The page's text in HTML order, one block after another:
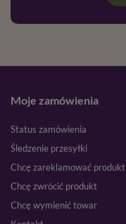
Moje zamówienia
Status zamówienia
Śledzenie przesyłki
Chcę zareklamować produkt
Chcę zwrócić produkt
Chcę wymienić towar